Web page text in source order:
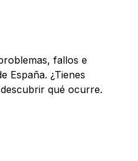
fallos e
España. ¿Tienes
qué ocurre.